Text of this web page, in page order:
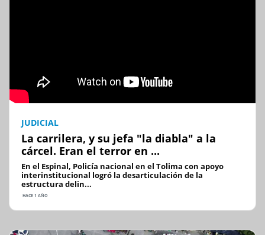
JUDICIAL
La carrilera, y su jefa "la diabla" a la
cárcel. Eran el terror en ...
En el Espinal, Policía nacional en el Tolima con apoyo
interinstitucional logró la desarticulación de la
estructura delin...
HACE 1 AÑO